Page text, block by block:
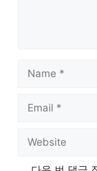
Name
Email
Website